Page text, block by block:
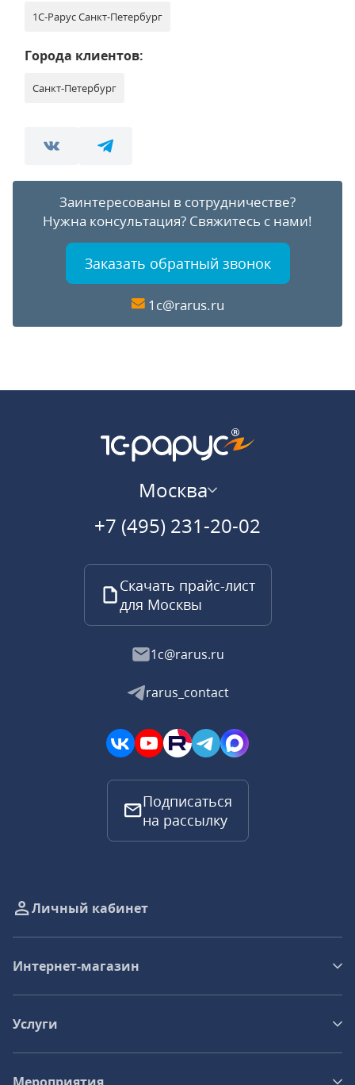
1С-Рарус Санкт-Петербург
Города клиентов:
Санкт-Петербург
Заинтересованы в сотрудничестве?
Нужна консультация? Свяжитесь с нами!
Заказать обратный звонок
1c@rarus.ru
Москва
+7 (495) 231-20-02
Скачать прайс-лист
для Москвы
1c@rarus.ru
rarus_contact
Подписаться
на рассылку
Личный кабинет
Интернет-магазин
Услуги